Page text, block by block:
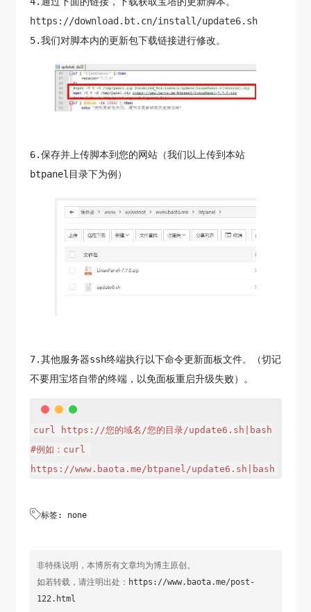
https://download.bt.cn/install/update6.sh
5.我们对脚本内的更新包下载链接进行修改。
6.保存并上传脚本到您的网站（我们以上传到本站
btpanel目录下为例）
7.其他服务器ssh终端执行以下命令更新面板文件。（切记
不要用宝塔自带的终端，以免面板重启升级失败）。
curl https://您的域名/您的目录/update6.sh|bash
#例如：curl
https://www.baota.me/btpanel/update6.sh|bash
标签: none
非特殊说明，本博所有文章均为博主原创。
如若转载，请注明出处： https://www.baota.me/post-
122.html